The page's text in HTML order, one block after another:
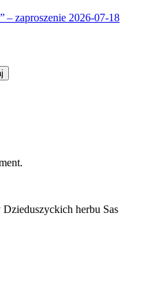
– zaproszenie 2026-07-18
herbu Sas